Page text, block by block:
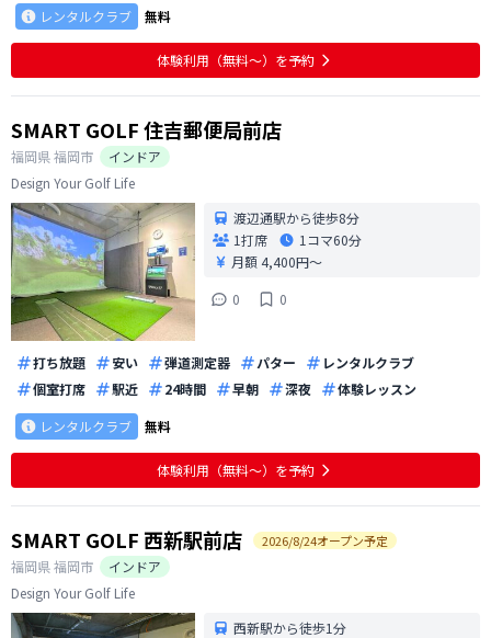
レンタルクラブ
無料
体験利用（無料〜）を予約
SMART GOLF 住吉郵便局前店
福岡県福岡市
インドア
Design Your Golf Life
渡辺通駅から徒歩8分
1打席
1コマ60分
月額 4,400円〜
0
0
打ち放題 安い 弾道測定器 パター
レンタルクラブ
個室打席
駅近 24時間 早朝 深夜
体験レッスン
レンタルクラブ
無料
体験利用（無料〜）を予約
SMART GOLF 西新駅前店 2026/8/24オープン予定
福岡県福岡市
インドア
Design Your Golf Life
西新駅から徒歩1分